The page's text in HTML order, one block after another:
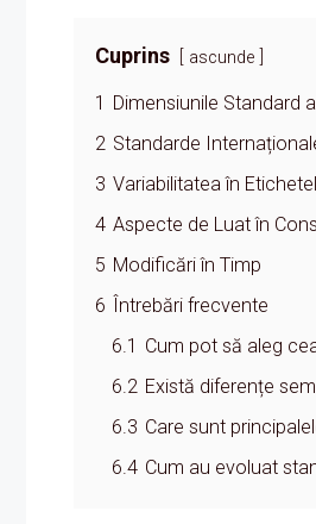
Cuprins ascunde
1 Dimensiunile Standard
2 Standarde
3 Variabilitatea în
4 Aspecte de Luat în
5 Modificări în Timp
6 Întrebări frecvente
6.1 Cum pot să aleg
6.2 Există diferențe
6.3 Care sunt
6.4 Cum au evoluat